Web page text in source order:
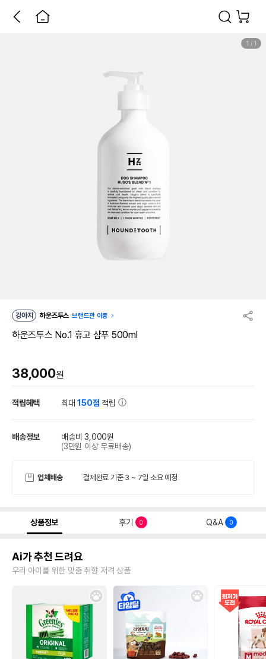
1 / 1
강아지 하운즈투스 브랜드관 이동
하운즈투스 No.1 휴고 샴푸 500ml
38,000원
적립혜택 최대150점 적립
배송정보
배송비 3,000원
(3만원 이상 무료배송)
업체배송 결제완료 기준 3 ~ 7일 소요 예정
상품정보 후기 0 Q&A 0
Ai가 추천 드려요
우리 아이를 위한 맞춤 취향 저격 상품